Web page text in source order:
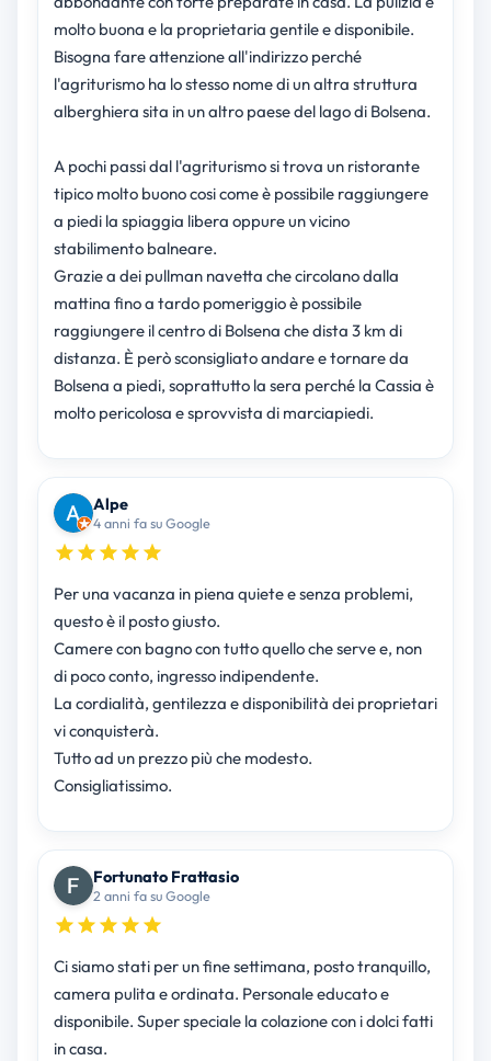
molto buona e la proprietaria gentile e disponibile.
Bisogna fare attenzione all'indirizzo perché
l'agriturismo ha lo stesso nome di un altra struttura
alberghiera sita in un altro paese del lago di Bolsena.
A pochi passi dal l'agriturismo si trova un ristorante
tipico molto buono cosi come è possibile raggiungere
a piedi la spiaggia libera oppure un vicino
stabilimento balneare.
Grazie a dei pullman navetta che circolano dalla
mattina fino a tardo pomeriggio è possibile
raggiungere il centro di Bolsena che dista 3 km di
distanza. È però sconsigliato andare e tornare da
Bolsena a piedi, soprattutto la sera perché la Cassia è
molto pericolosa e sprovvista di marciapiedi.
Alpe
4 anni fa su Google
Per una vacanza in piena quiete e senza problemi,
questo è il posto giusto.
Camere con bagno con tutto quello che serve e, non
di poco conto, ingresso indipendente.
La cordialità, gentilezza e disponibilità dei proprietari
vi conquisterà.
Tutto ad un prezzo più che modesto.
Consigliatissimo.
Fortunato Frattasio
2 anni fa su Google
Ci siamo stati per un fine settimana, posto tranquillo,
camera pulita e ordinata. Personale educato e
disponibile. Super speciale la colazione con i dolci fatti
in casa.